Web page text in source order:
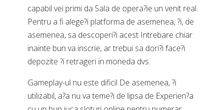
capabil vei primi da Sala de opera?ie un venit real.
Pentru a fi alege?i platforma de asemenea, ?i, de
asemenea, sa descoperi?i acest Intrebare chiar
inainte bun va inscrie, ar trebui sa dori?i face?i
depozite ?i retrageri in moneda dvs.
Gameplay-ul nu este dificil De asemenea, ?i
utilizabil, a?a nu va teme?i de lipsa de Experien?a